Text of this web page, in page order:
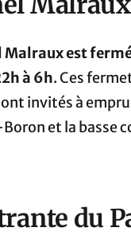
est
à 6h. Ces
invités à
et la basse
du